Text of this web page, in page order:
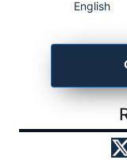
English